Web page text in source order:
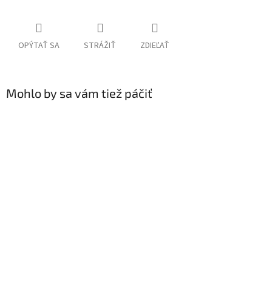
OPÝTAŤ SA STRÁŽIŤ ZDIEĽAŤ
Mohlo by sa vám tiež páčiť